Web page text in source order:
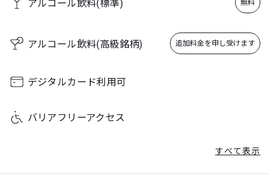
アルコール飲料(標準) 無料
アルコール飲料(高級銘柄) 追加料金を申し受けます
デジタルカード利用可
バリアフリーアクセス
すべて表示